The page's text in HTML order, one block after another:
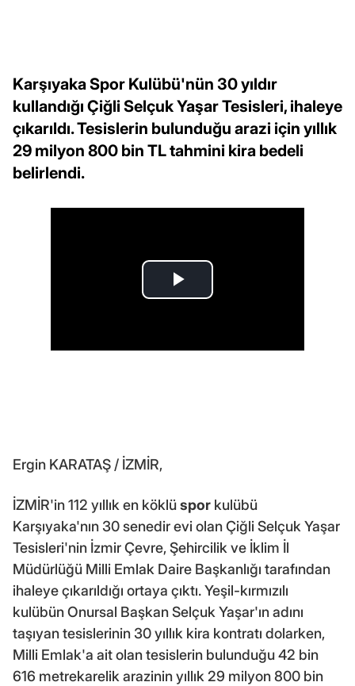
Karşıyaka Spor Kulübü'nün 30 yıldır
kullandığı Çiğli Selçuk Yaşar Tesisleri, ihaleye
çıkarıldı. Tesislerin bulunduğu arazi için yıllık
29 milyon 800 bin TL tahmini kira bedeli
belirlendi.
Ergin KARATAŞ / İZMİR,
İZMİR'in 112 yıllık en köklüspor kulübü
Karşıyaka'nın 30 senedir evi olan Çiğli Selçuk Yaşar
Tesisleri'nin İzmir Çevre, Şehircilik ve İklim İl
Müdürlüğü Milli Emlak Daire Başkanlığı tarafından
ihaleye çıkarıldığı ortaya çıktı. Yeşil-kırmızılı
kulübün Onursal Başkan Selçuk Yaşar'ın adını
taşıyan tesislerinin 30 yıllık kira kontratı dolarken,
Milli Emlak'a ait olan tesislerin bulunduğu 42 bin
616 metrekarelik arazinin yıllık 29 milyon 800 bin